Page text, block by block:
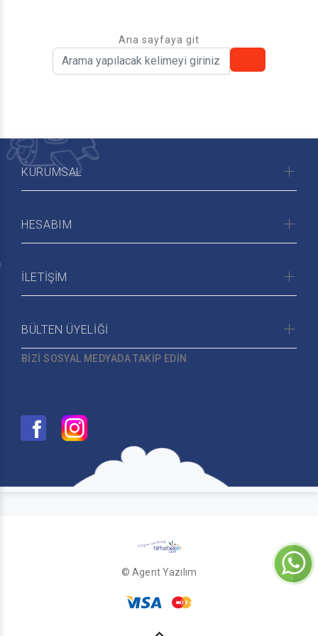
Ana sayfaya git
KURUMSAL
HESABIM
İLETİŞİM
BÜLTEN ÜYELİĞİ
BİZİ SOSYAL MEDYADA TAKİP EDİN
© Agent Yazılım